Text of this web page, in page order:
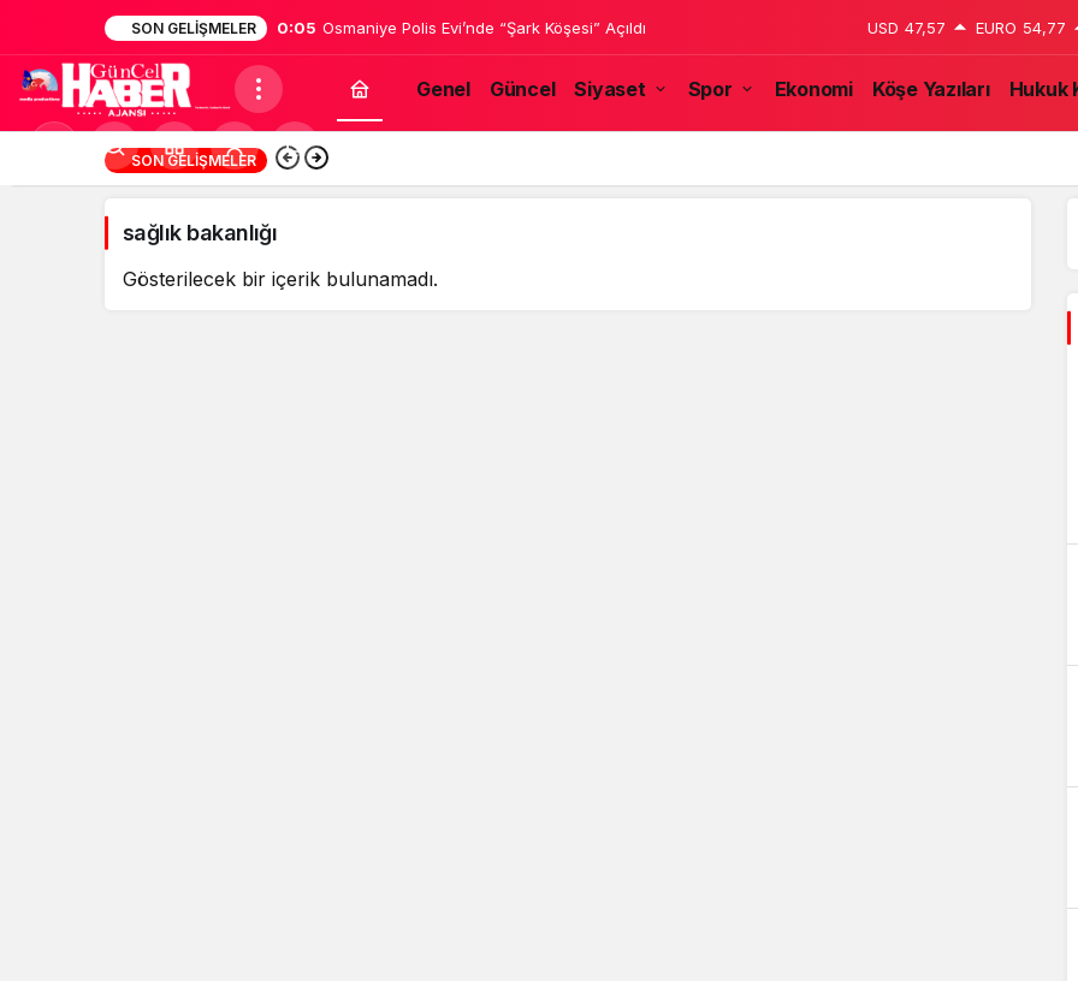
SON GELIŞMELER 0:05 Osmaniye Polis Evi’nde “Şark Köşesi” Açıldı USD 47,57 EURO 54,77
sağlık
bakanlığı
Haberleri
Genel Güncel Siyaset Spor Ekonomi Köşe Yazıları Hukuk
değiştir
SON GELIŞMELER
sağlık bakanlığı
Gösterilecek bir içerik bulunamadı.